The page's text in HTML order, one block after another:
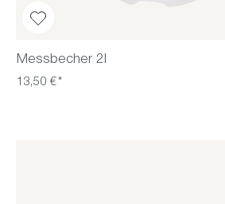
Messbecher 2l
13,50 €*